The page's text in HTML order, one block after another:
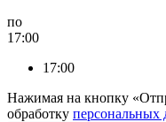
по
17:00
17:00
Нажимая на кнопку
обработку персональных